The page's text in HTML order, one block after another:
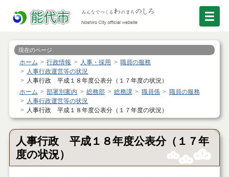
現在のページ
ホーム 行政情報 人事・採用
職員の服務
人事行政運営等の状況
人事行政 平成１８年度公表分（１７年度の状況）
ホーム
部署別案内 総務部 総務課 職員係
職員の服務
人事行政運営等の状況
人事行政 平成１８年度公表分（１７年度の状況）
人事行政 平成１８年度公表分（１７年
度の状況）